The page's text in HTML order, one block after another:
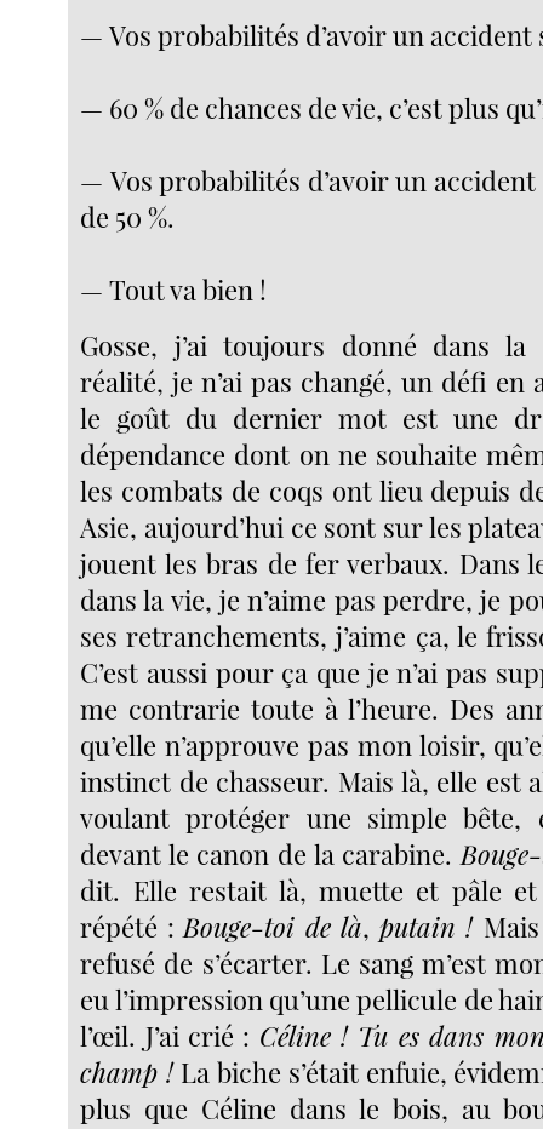
— Vos probabilités d’avoir un accident
— 60 % de chances de vie, c’est plus
— Vos probabilités d’avoir un
de 50 %.
— Tout va bien !
Gosse, j’ai toujours donné dans la
réalité, je n’ai pas changé, un défi en
le goût du dernier mot est une
dépendance dont on ne souhaite
les combats de coqs ont lieu depuis
Asie, aujourd’hui ce sont sur les
jouent les bras de fer verbaux. Dans
dans la vie, je n’aime pas perdre, je
ses retranchements, j’aime ça, le
C’est aussi pour ça que je n’ai pas
me contrarie toute à l’heure. Des
qu’elle n’approuve pas mon loisir,
instinct de chasseur. Mais là, elle est
voulant protéger une simple bête,
devant le canon de la carabine.
dit. Elle restait là, muette et pâle et
répété : Bouge-toi de là, putain !
refusé de s’écarter. Le sang m’est
eu l’impression qu’une pellicule de
l’œil. J’ai crié : Céline ! Tu es dans
champ !La biche s’était enfuie,
plus que Céline dans le bois, au